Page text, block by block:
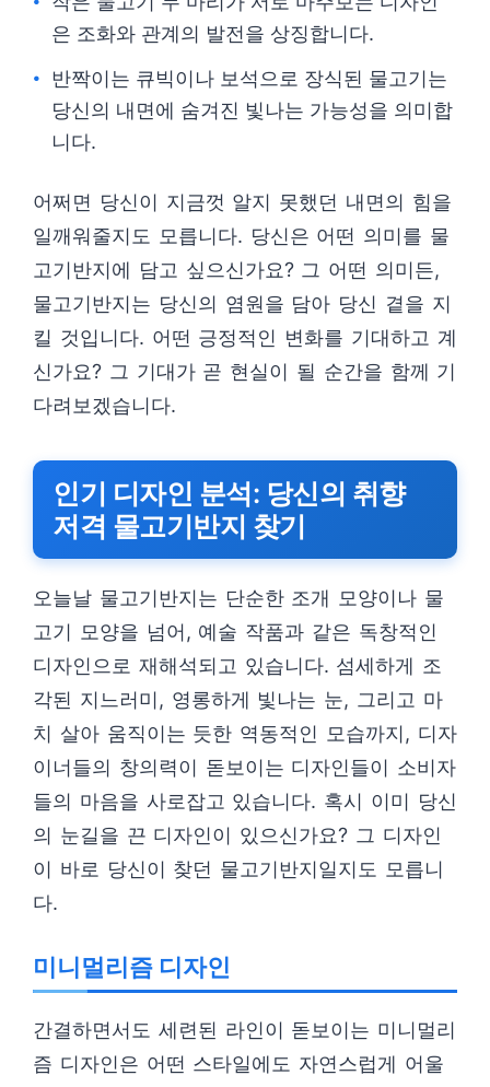
은 조화와 관계의 발전을 상징합니다.
반짝이는 큐빅이나 보석으로 장식된 물고기는
당신의 내면에 숨겨진 빛나는 가능성을 의미합
니다.
어쩌면 당신이 지금껏 알지 못했던 내면의 힘을
일깨워줄지도 모릅니다. 당신은 어떤 의미를 물
고기반지에 담고 싶으신가요? 그 어떤 의미든,
물고기반지는 당신의 염원을 담아 당신 곁을 지
킬 것입니다. 어떤 긍정적인 변화를 기대하고 계
신가요? 그 기대가 곧 현실이 될 순간을 함께 기
다려보겠습니다.
인기 디자인 분석: 당신의 취향
저격 물고기반지 찾기
오늘날 물고기반지는 단순한 조개 모양이나 물
고기 모양을 넘어, 예술 작품과 같은 독창적인
디자인으로 재해석되고 있습니다. 섬세하게 조
각된 지느러미, 영롱하게 빛나는 눈, 그리고 마
치 살아 움직이는 듯한 역동적인 모습까지, 디자
이너들의 창의력이 돋보이는 디자인들이 소비자
들의 마음을 사로잡고 있습니다. 혹시 이미 당신
의 눈길을 끈 디자인이 있으신가요? 그 디자인
이 바로 당신이 찾던 물고기반지일지도 모릅니
다.
미니멀리즘 디자인
간결하면서도 세련된 라인이 돋보이는 미니멀리
즘 디자인은 어떤 스타일에도 자연스럽게 어울